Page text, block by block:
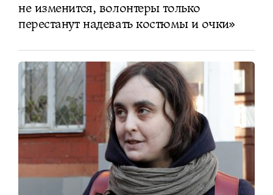
не изменится, волонтеры только
перестанут надевать костюмы и очки»